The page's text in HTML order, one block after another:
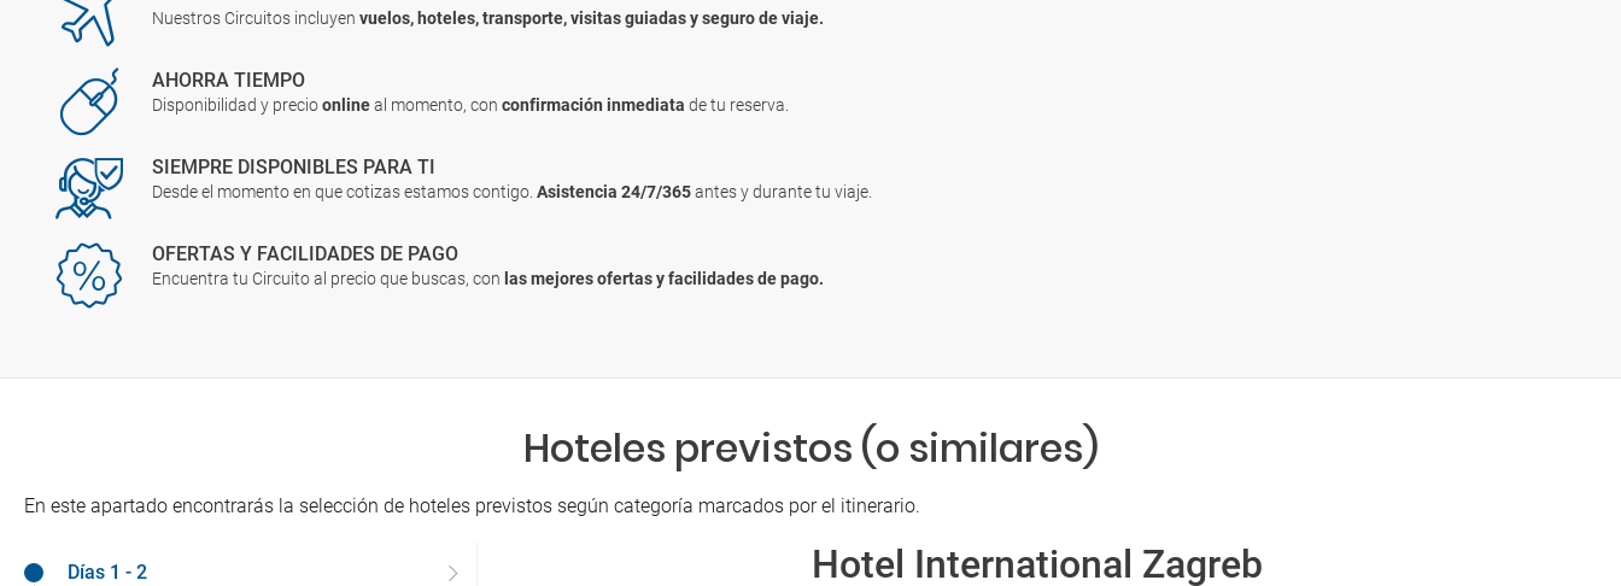
Nuestros Circuitos incluyenvuelos, hoteles, transporte, visitas guiadas y seguro de viaje.
AHORRA TIEMPO
Disponibilidad y precioonlineal momento, conconfirmación inmediatade tu reserva.
SIEMPRE DISPONIBLES PARA TI
Desde el momento en que cotizas estamos contigo.Asistencia 24/7/365antes y durante tu viaje.
OFERTAS Y FACILIDADES DE PAGO
Encuentra tu Circuito al precio que buscas, con las mejores ofertas y facilidades de pago.
Hoteles previstos (o similares)
En este apartado encontrarás la selección de hoteles previstos según categoría marcados por el itinerario.
Días 1 - 2 Hotel International Zagreb